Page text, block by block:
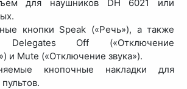
для наушников DH 6021 или
кнопки Speak («Речь»), а также
Delegates Off («Отключение
и Mute («Отключение звука»).
кнопочные накладки для